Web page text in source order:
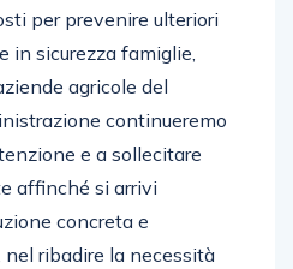
per prevenire ulteriori
in sicurezza famiglie,
agricole del
continueremo
e a sollecitare
affinché si arrivi
concreta e
nel ribadire la necessità